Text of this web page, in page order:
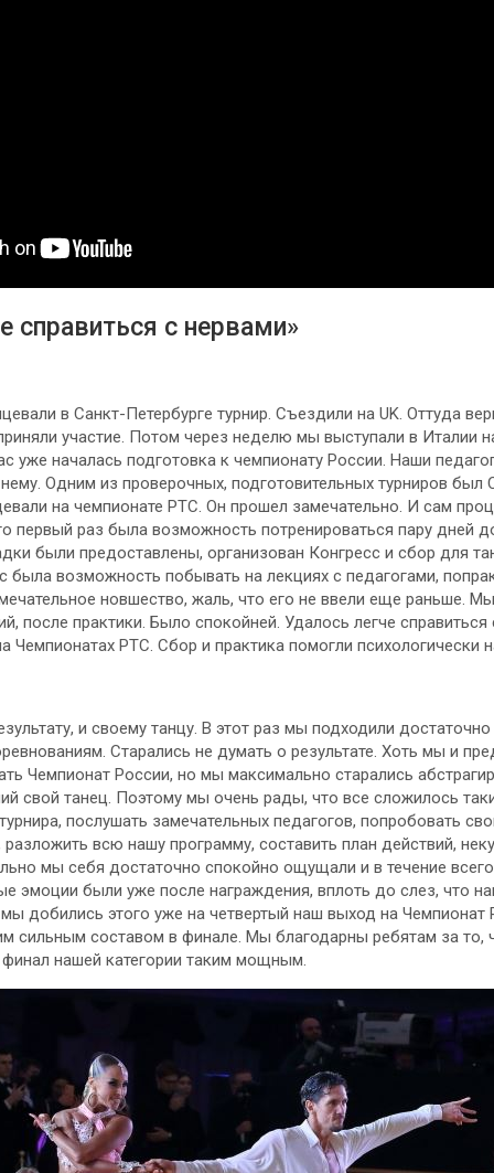
справиться с нервами»
в Санкт-Петербурге турнир. Съездили на UK. Оттуда
участие. Потом через неделю мы выступали в Италии
уже началась подготовка к чемпионату России. Наши
Одним из проверочных, подготовительных турниров был
на чемпионате РТС. Он прошел замечательно. И сам
первый раз была возможность потренироваться пару дней
были предоставлены, организован Конгресс и сбор для
была возможность побывать на лекциях с педагогами,
новшество, жаль, что его не ввели еще раньше.
после практики. Было спокойней. Удалось легче
Чемпионатах РТС. Сбор и практика помогли психологически
и своему танцу. В этот раз мы подходили
Старались не думать о результате. Хоть мы и
Чемпионат России, но мы максимально старались
свой танец. Поэтому мы очень рады, что все сложилось
послушать замечательных педагогов, попробовать
всю нашу программу, составить план действий,
мы себя достаточно спокойно ощущали и в течение
эмоции были уже после награждения, вплоть до слез, что
добились этого уже на четвертый наш выход на Чемпионат
сильным составом в финале. Мы благодарны ребятам за то,
нашей категории таким мощным.